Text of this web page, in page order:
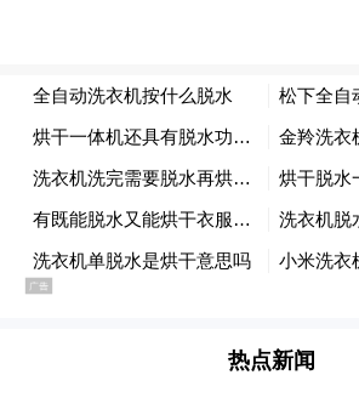
而且不光是安全检测容易误
后头：
热点新闻